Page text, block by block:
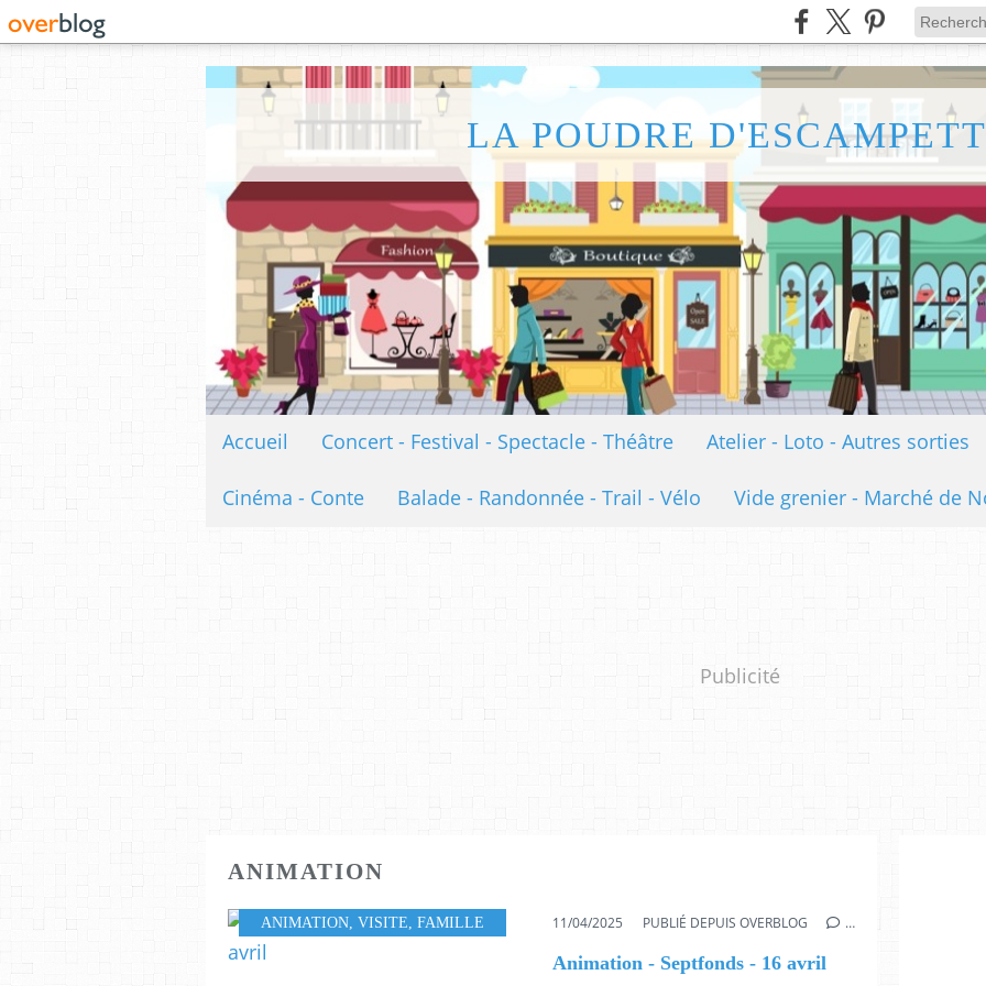
LA POUDRE
Accueil Concert - Festival - Spectacle - Théâtre Atelier - Loto - Autres sorties
Cinéma - Conte Balade - Randonnée - Trail - Vélo Vide grenier - Marché de
Publicité
ANIMATION
ANIMATION VISITE FAMILLE 11/04/2025 PUBLIÉ DEPUIS OVERBLOG …
Animation - Septfonds - 16 avril